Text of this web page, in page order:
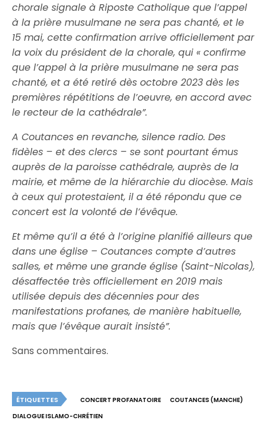
chorale signale à Riposte Catholique que l’appel
à la prière musulmane ne sera pas chanté, et le
15 mai, cette confirmation arrive officiellement par
la voix du président de la chorale, qui « confirme
que l’appel à la prière musulmane ne sera pas
chanté, et a été retiré dès octobre 2023 dès les
premières répétitions de l’oeuvre, en accord avec
le recteur de la cathédrale”.
A Coutances en revanche, silence radio. Des
fidèles – et des clercs – se sont pourtant émus
auprès de la paroisse cathédrale, auprès de la
mairie, et même de la hiérarchie du diocèse. Mais
à ceux qui protestaient, il a été répondu que ce
concert est la volonté de l’évêque.
Et même qu’il a été à l’origine planifié ailleurs que
dans une église – Coutances compte d’autres
salles, et même une grande église (Saint-Nicolas),
désaffectée très officiellement en 2019 mais
utilisée depuis des décennies pour des
manifestations profanes, de manière habituelle,
mais que l’évêque aurait insisté”.
Sans commentaires.
ÉTIQUETTES CONCERT PROFANATOIRE
COUTANCES (MANCHE)
DIALOGUE ISLAMO-CHRÉTIEN